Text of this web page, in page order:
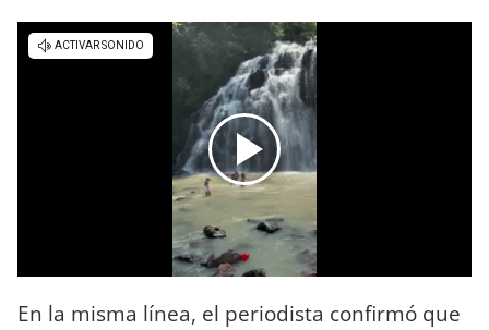
En la misma línea, el periodista confirmó que